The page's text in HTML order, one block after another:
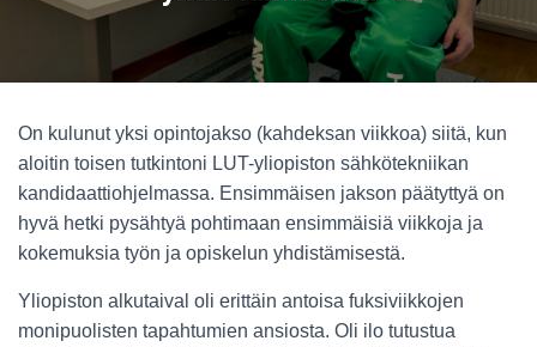
I
On kulunut yksi opintojakso (kahdeksan viikkoa) siitä, kun
aloitin toisen tutkintoni LUT-yliopiston sähkötekniikan
kandidaattiohjelmassa. Ensimmäisen jakson päätyttyä on
hyvä hetki pysähtyä pohtimaan ensimmäisiä viikkoja ja
kokemuksia työn ja opiskelun yhdistämisestä.
Yliopiston alkutaival oli erittäin antoisa fuksiviikkojen
monipuolisten tapahtumien ansiosta. Oli ilo tutustua